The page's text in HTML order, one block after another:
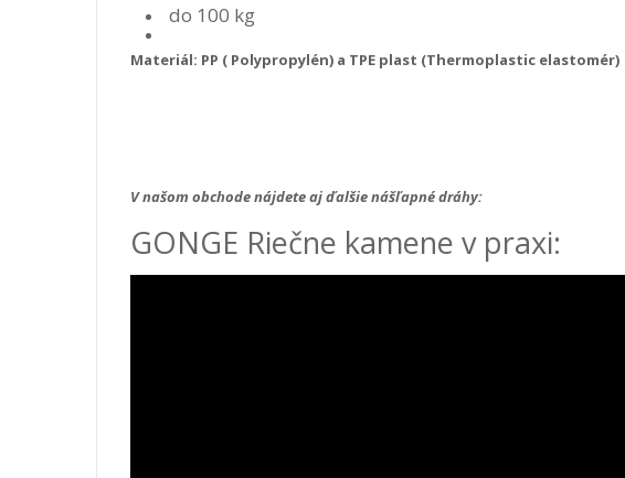
do 100 kg
Materiál: PP ( Polypropylén) a TPE plast (Thermoplastic elastomér)
V našom obchode nájdete aj ďalšie nášľapné dráhy:
GONGE Riečne kamene v praxi: